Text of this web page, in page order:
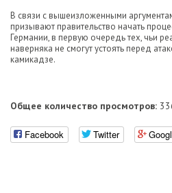
В связи с вышеизложенными
призывают правительство начать
Германии, в первую очередь тех, чьи
наверняка не смогут устоять перед
камикадзе.
Общее количество просмотров:
Facebook Twitter